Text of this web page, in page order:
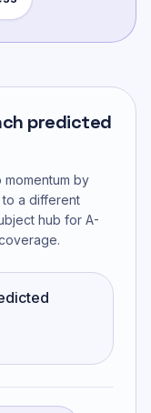
predicted
by
a different
hub for A-